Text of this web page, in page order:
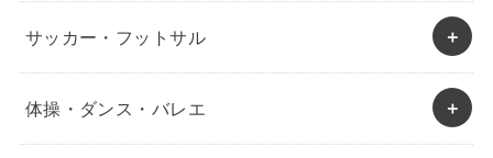
サッカー・フットサル
体操・ダンス・バレエ